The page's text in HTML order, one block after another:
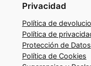
e
v
e
n
t
Privacidad
Política de
Política de
Protección de Datos
Política de Cookies